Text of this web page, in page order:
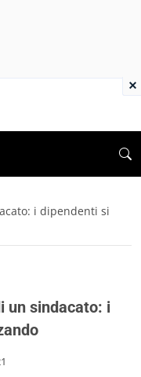
i dipendenti si
un sindacato: i
×